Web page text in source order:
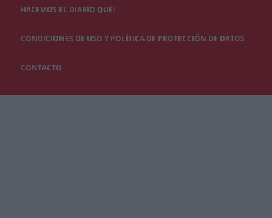
HACEMOS EL DIARIO QUÉ!
CONDICIONES DE USO Y POLÍTICA DE PROTECCIÓN DE DATOS
CONTACTO